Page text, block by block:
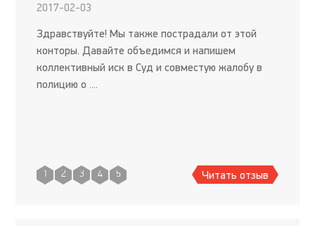
2017-02-03
Здравствуйте! Мы также пострадали от этой
конторы. Давайте объедимся и напишем
коллективный иск в Суд и совместую жалобу в
полицию о ....
1 2 3 4 5 Читать отзыв